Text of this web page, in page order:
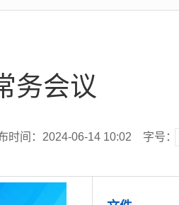
务会议
时间：2024-06-14 10:02 字号：